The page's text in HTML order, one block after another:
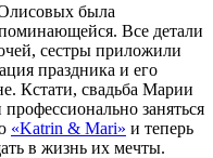
была
Все детали
сестры приложили
праздника и его
Кстати, свадьба Марии
заняться
«Katrin & Mari» и теперь
в жизнь их мечты.